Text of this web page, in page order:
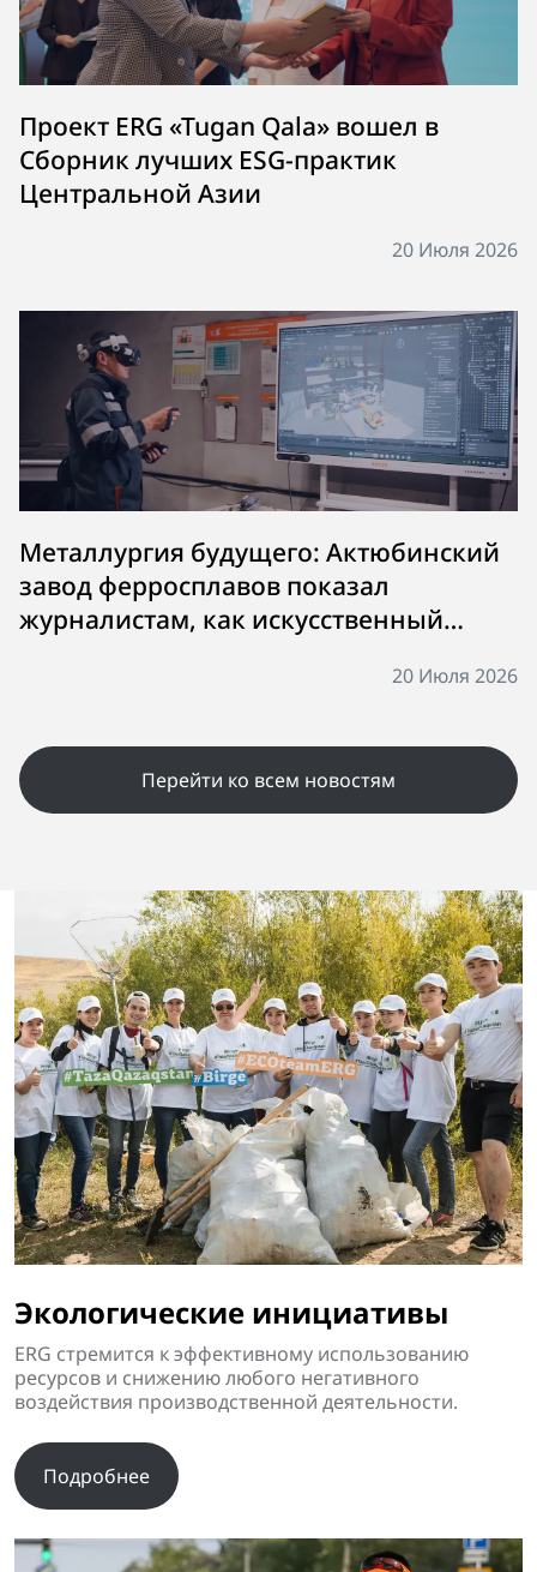
Проект ERG «Tugan Qala» вошел в
Сборник лучших ESG-практик
Центральной Азии
20 Июля 2026
Металлургия будущего: Актюбинский
завод ферросплавов показал
журналистам, как искусственный
трансформируют производство20 Июля 2026
Перейти ко всем новостям
Экологические инициативы
ERG стремится к эффективному использованию
ресурсов и снижению любого негативного
воздействия производственной деятельности.
Подробнее